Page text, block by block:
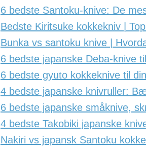
6 bedste Santoku-knive: De
Bedste Kiritsuke kokkekniv |
Bunka vs santoku knive |
6 bedste japanske Deba-knive
6 bedste gyuto kokkeknive til
4 bedste japanske knivruller:
6 bedste japanske småknive,
4 bedste Takobiki japanske
Nakiri vs japansk Santoku